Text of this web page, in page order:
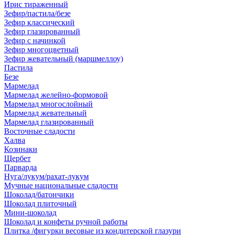
Ирис тираженный
Зефир/пастила/безе
Зефир классический
Зефир глазированный
Зефир с начинкой
Зефир многоцветный
Зефир жевательный (маршмеллоу)
Пастила
Безе
Мармелад
Мармелад желейно-формовой
Мармелад многослойный
Мармелад жевательный
Мармелад глазированный
Восточные сладости
Халва
Козинаки
Щербет
Парварда
Нуга/лукум/рахат-лукум
Мучные национальные сладости
Шоколад/батончики
Шоколад плиточный
Мини-шоколад
Шоколад и конфеты ручной работы
Плитка /фигурки весовые из кондитерской глазури